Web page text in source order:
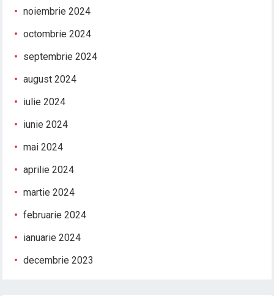
noiembrie 2024
octombrie 2024
septembrie 2024
august 2024
iulie 2024
iunie 2024
mai 2024
aprilie 2024
martie 2024
februarie 2024
ianuarie 2024
decembrie 2023